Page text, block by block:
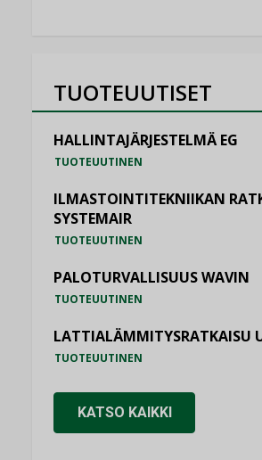
TUOTEUUTISET
HALLINTAJÄRJESTELMÄ EG
TUOTEUUTINEN
ILMASTOINTITEKNIIKAN
SYSTEMAIR
TUOTEUUTINEN
PALOTURVALLISUUS WAVIN
TUOTEUUTINEN
LATTIALÄMMITYSRATKAISU
TUOTEUUTINEN
KATSO KAIKKI